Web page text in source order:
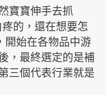
寶寶伸手去抓
的，還在想要怎
開始在各物品中游
，最終選定的是補
三個代表行業就是